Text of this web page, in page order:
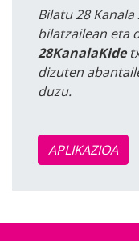
Bilatu 28
bilatzailean eta
28KanalaKide
dizuten
duzu.
APLIKAZIOA